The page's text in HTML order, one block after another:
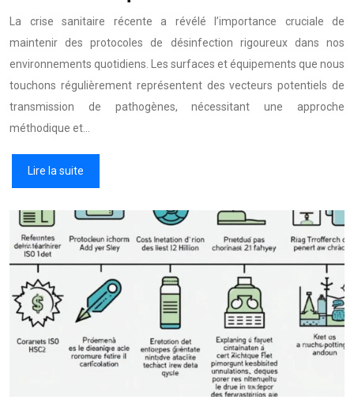
La crise sanitaire récente a révélé l’importance cruciale de
maintenir des protocoles de désinfection rigoureux dans nos
environnements quotidiens. Les surfaces et équipements que nous
touchons régulièrement représentent des vecteurs potentiels de
transmission de pathogènes, nécessitant une approche
méthodique et…
Lire la suite